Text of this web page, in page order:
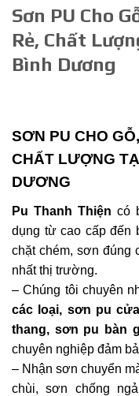
Sơn PU Cho
Rẻ, Chất
Bình Dương
SƠN PU CHO
CHẤT LƯỢNG
DƯƠNG
Pu Thanh Thiện có
dụng từ cao cấp đến
chặt chém, sơn đúng
nhất thị trường.
– Chúng tôi chuyên
các loại, sơn pu
thang, sơn pu bàn
chuyên nghiệp đảm
– Nhận sơn chuyển
chùi, sơn chống